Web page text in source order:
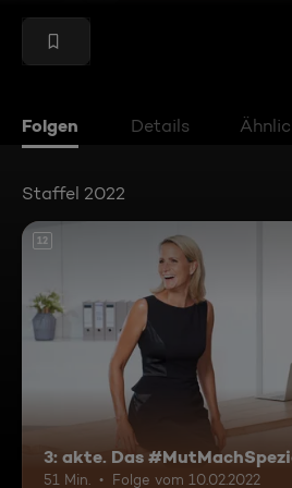
Folgen Details
Staffel 2022
12
3: akte. Das
51 Min. Folge vom 10.02.2022